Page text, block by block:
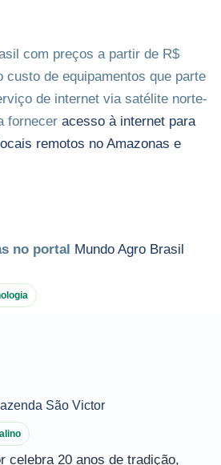
com preços a partir de R$
de equipamentos que parte
de internet via satélite norte-
fornecer acesso à internet para
remotos no Amazonas e
no portal Mundo Agro Brasil
celebra 20 anos de tradição,